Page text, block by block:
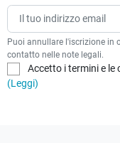
Puoi annullare l'iscrizione in
contatto nelle note legali.
Accetto i termini e le
(Leggi)